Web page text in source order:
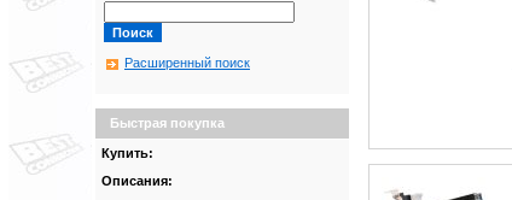
Расширенный поиск
Быстрая покупка
Купить:
Описания: